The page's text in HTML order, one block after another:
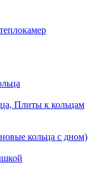
Плиты к кольцам
кольца с дном)